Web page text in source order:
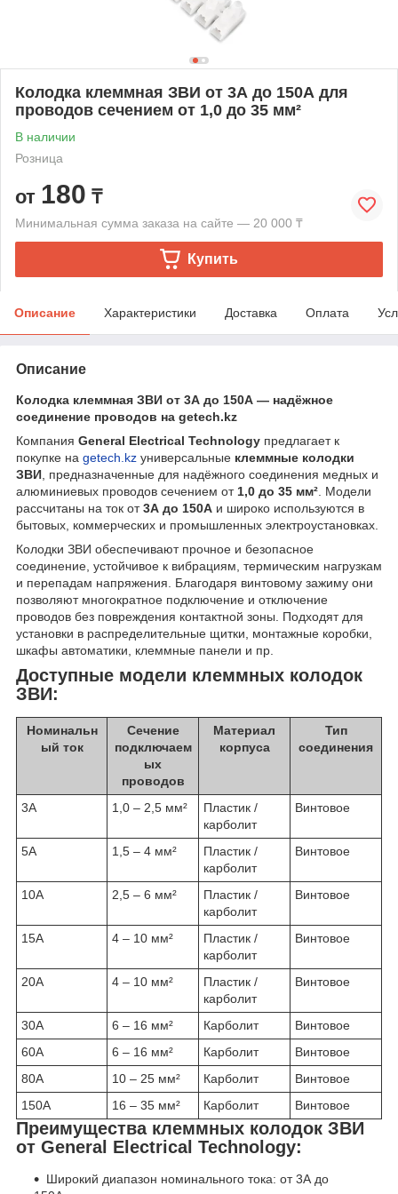
Колодка клеммная ЗВИ от 3А до 150А для
проводов сечением от 1,0 до 35 мм²
В наличии
Розница
от 180 ₸
Минимальная сумма заказа на сайте — 20 000 ₸
Купить
Описание Характеристики Доставка Оплата
Описание
Колодка клеммная ЗВИ от 3А до 150А — надёжное
соединение проводов на getech.kz
Компания General Electrical Technology предлагает к
покупке на getech.kz универсальные клеммные колодки
ЗВИ , предназначенные для надёжного соединения медных и
алюминиевых проводов сечением от 1,0 до 35 мм² . Модели
рассчитаны на ток от3А до 150А и широко используются в
бытовых, коммерческих и промышленных электроустановках.
Колодки ЗВИ обеспечивают прочное и безопасное
соединение, устойчивое к вибрациям, термическим нагрузкам
и перепадам напряжения. Благодаря винтовому зажиму они
позволяют многократное подключение и отключение
проводов без повреждения контактной зоны. Подходят для
установки в распределительные щитки, монтажные коробки,
шкафы автоматики, клеммные панели и пр.
Доступные модели клеммных колодок
ЗВИ:
Номинальн
ый ток
Сечение
подключаем
ых
проводов
Материал
корпуса
Тип
соединения
3А 1,0 – 2,5 мм²
Пластик /
карболит
Винтовое
5А 1,5 – 4 мм²
Пластик /
карболит
Винтовое
10А 2,5 – 6 мм²
Пластик /
карболит
Винтовое
15А 4 – 10 мм²
Пластик /
карболит
Винтовое
20А 4 – 10 мм²
Пластик /
карболит
Винтовое
30А 6 – 16 мм² Карболит
Винтовое
60А
6 – 16 мм² Карболит
Винтовое
80А
10 – 25 мм² Карболит
Винтовое
150А
16 – 35 мм² Карболит Винтовое
Преимущества клеммных колодок ЗВИ
от General Electrical Technology:
Широкий диапазон номинального тока: от 3А до